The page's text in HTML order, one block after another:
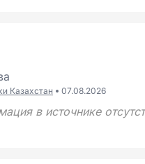
Казахстан 07.08.2026
в источнике